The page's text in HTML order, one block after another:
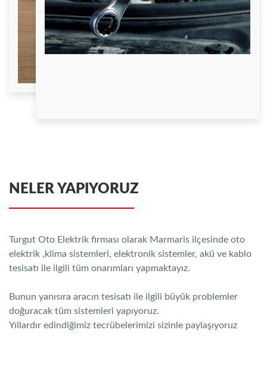
NELER YAPIYORUZ
Turgut Oto Elektrik firması olarak Marmaris ilçesinde oto
elektrik ,klima sistemleri, elektronik sistemler, akü ve kablo
tesisatı ile ilgili tüm onarımları yapmaktayız.
Bunun yanısıra aracın tesisatı ile ilgili büyük problemler
doğuracak tüm sistemleri yapıyoruz.
Yıllardır edindiğimiz tecrübelerimizi sizinle paylaşıyoruz